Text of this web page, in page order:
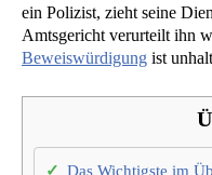
ein Polizist, zieht seine
Amtsgericht verurteilt ihn
Beweiswürdigung ist
Das Wichtigste im